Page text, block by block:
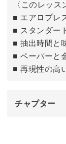
コーヒーを
おわりに
〈このレッス
■ エアロプレ
■ スタンダー
■ 抽出時間と
■ ペーパーと
■ 再現性の高
チャプター